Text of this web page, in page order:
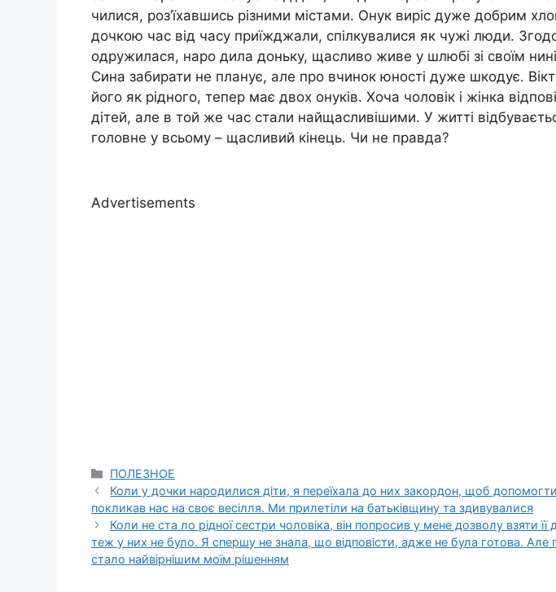
чилися, роз’їхавшись різними містами. Онук виріс дуже добрим
дочкою час від часу приїжджали, спілкувалися як чужі люди.
одружилася, наро дила доньку, щасливо живе у шлюбі зі своїм
Сина забирати не планує, але про вчинок юності дуже шкодує.
його як рідного, тепер має двох онуків. Хоча чоловік і жінка
дітей, але в той же час стали найщасливішими. У житті
головне у всьому – щасливий кінець. Чи не правда?
Advertisements
Categories
ПОЛЕЗНОЕ
Коли у дочки народилися діти, я переїхала до них закордон, щоб
покликав нас на своє весілля. Ми прилетіли на батьківщину та здивувалися
Коли не ста ло рідної сестри чоловіка, він попросив у мене дозволу взяти її
теж у них не було. Я спершу не знала, що відповісти, адже не була готова. Але
стало найвірнішим моїм рішенням